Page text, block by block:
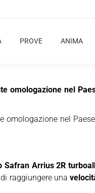
PROVE ANIMA
omologazione nel
omologazione nel
Safran Arrius 2R
raggiungere una